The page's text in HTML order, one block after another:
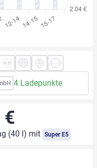
4 Ladepunkte
(40 l) mit Super E5